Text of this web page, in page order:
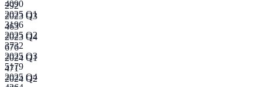
4090
2025 Q1
3196
2025 Q2
3732
2025 Q3
5179
2025 Q4
292
2023 Q3
463
2023 Q4
676
2024 Q1
471
2024 Q2